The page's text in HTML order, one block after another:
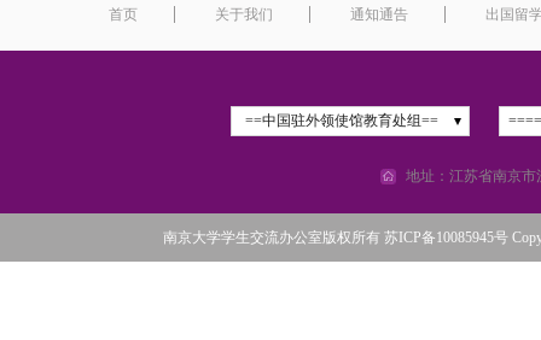
首页 关于我们 通知通告 出国留
==中国驻外领使馆教育处组==
地址：江苏省南京市
南京大学学生交流办公室版权所有 苏ICP备10085945号